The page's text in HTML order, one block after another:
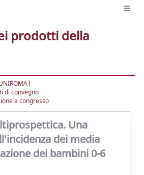
prodotti della
di convegno
a congresso
Una
dei media
dei bambini 0-6